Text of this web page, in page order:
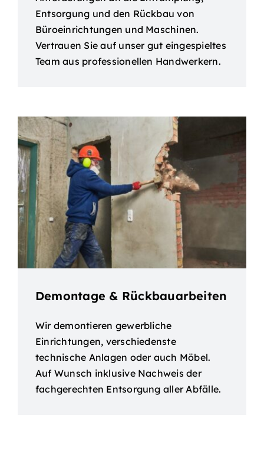
Entsorgung und den Rückbau von
Büroeinrichtungen und Maschinen.
Vertrauen Sie auf unser gut eingespieltes
Team aus professionellen Handwerkern.
Demontage & Rückbauarbeiten
Wir demontieren gewerbliche
Einrichtungen, verschiedenste
technische Anlagen oder auch Möbel.
Auf Wunsch inklusive Nachweis der
fachgerechten Entsorgung aller Abfälle.